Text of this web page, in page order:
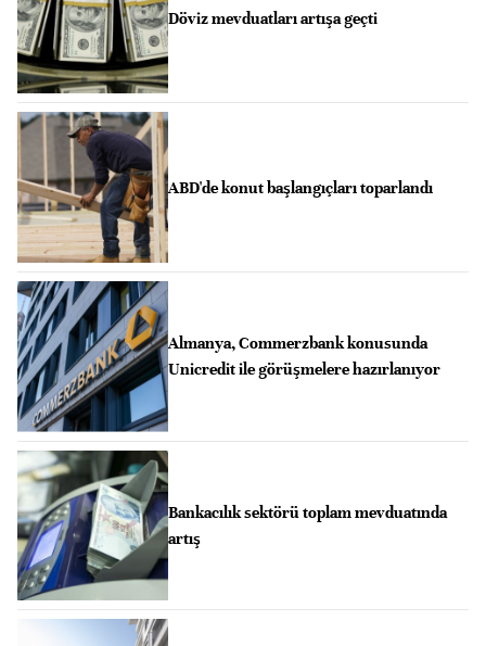
Döviz mevduatları artışa geçti
ABD'de konut başlangıçları toparlandı
Almanya, Commerzbank konusunda
Unicredit ile görüşmelere hazırlanıyor
Bankacılık sektörü toplam mevduatında
artış